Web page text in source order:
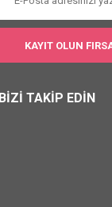
KAYIT OLUN
BİZİ TAKİP EDİN